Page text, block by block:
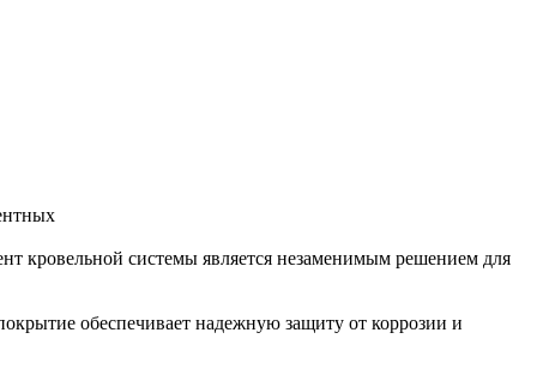
кровельной системы является незаменимым решением для
обеспечивает надежную защиту от коррозии и